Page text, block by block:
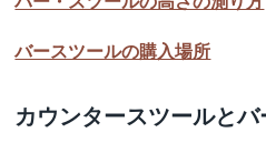
バースツールの購入場所
カウンタースツールと